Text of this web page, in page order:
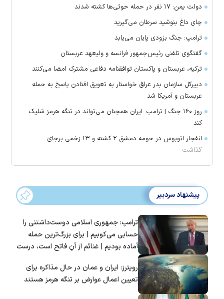
دولت یمن: ۱۷ نفر در حمله حوثی‌ها کشته شدند
چای داغ بنوشید سرطان می‌گیرید
ترامپ: جنگ بزودی پایان می‌یابد
گفتگوی تلفنی رئیس‌جمهور فرانسه و ولیعهد عربستان
ترکیه، عربستان و پاکستان توافقنامه دفاعی مشترک امضا می‌کنند
دبیرکل سازمان بدر عراق خواستار به تعویق افتادن پاسخ به حمله
عربستان و آمریکا شد
روز ۱۶۰ جنگ | ترامپ: ایران همچنان می‌تواند در تنگه هرمز شلیک
کند
انفجار اتوبوس در حومه دمشق ۲ کشته و ۱۳ زخمی برجای
گذاشت
پیشنهاد سردبیر
ترامپ: جمهوری اسلامی دوست‌داشتنی را
حسابی می‌کوبیم | برای بزرگ‌ترین حمله
آماده بودیم | غنائم از آنِ فاتح است، درست
رویترز: ایران و عمان در حال مذاکره برای
تعیین اعمال عوارض بر تنگه هرمز هستند